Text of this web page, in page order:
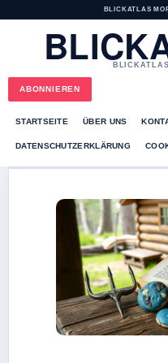
BLICKATLAS
ABONNIEREN
STARTSEITE ÜBER UNS
DATENSCHUTZERKLÄRUNG